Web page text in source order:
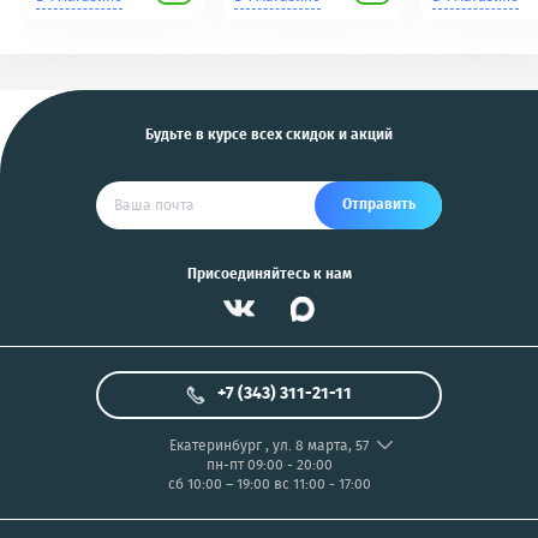
Tomahawk, Pandora,
NIKON/SONY COOL
Будьте в курсе всех скидок и акций
Отправить
Присоединяйтесь к нам
+7 (343) 311-21-11
Екатеринбург, ул. 8 марта, 57
пн-пт 09:00 - 20:00
сб 10:00 – 19:00 вс 11:00 - 17:00